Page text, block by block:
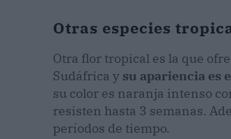
Otras especies
Otra flor tropical es la que
Sudáfrica y su apariencia es
su color es naranja intenso
resisten hasta 3 semanas.
períodos de tiempo.